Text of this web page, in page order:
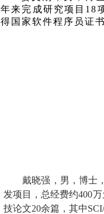
年来完成研究项目18
得国家软件程序员证书
戴晓强，男，博士
发项目，总经费约400
技论文20余篇，其中